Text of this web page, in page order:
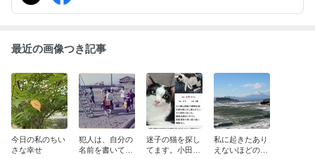
最近の画像つき記事
今日の私のちい
さな幸せ
犯人は、自分の
名前を書いてい
迷子の猫を探し
てます。小田原
私に起きたあり
えないほどの奇